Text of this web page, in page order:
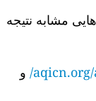
مشابه نتیجه
aqicn.org/ و